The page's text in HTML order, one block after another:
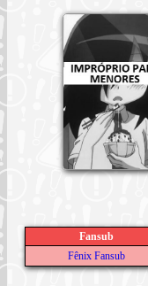
Fansub
Fênix Fansub